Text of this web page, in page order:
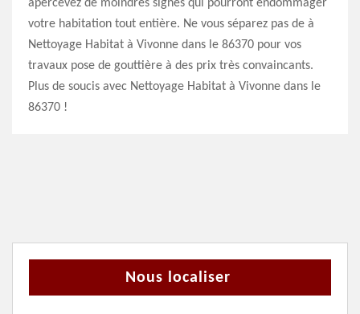
apercevez de moindres signes qui pourront endommager
votre habitation tout entière. Ne vous séparez pas de à
Nettoyage Habitat à Vivonne dans le 86370 pour vos
travaux pose de gouttière à des prix très convaincants.
Plus de soucis avec Nettoyage Habitat à Vivonne dans le
86370 !
Nous localiser